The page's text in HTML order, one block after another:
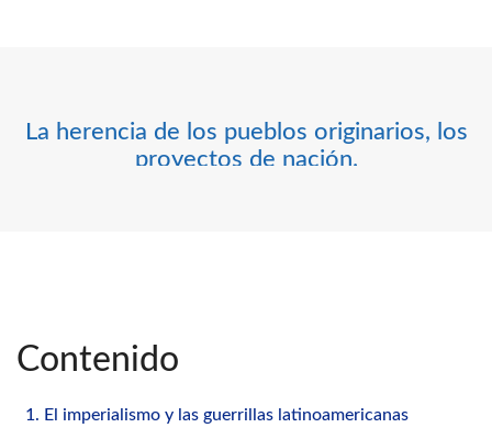
La herencia de los pueblos originarios, los
proyectos de nación.
Contenido
1. El imperialismo y las guerrillas latinoamericanas